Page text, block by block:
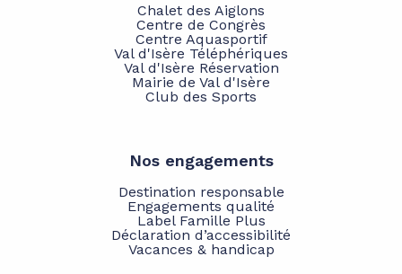
Chalet des Aiglons
Centre de Congrès
Centre Aquasportif
Val d'Isère Téléphériques
Val d'Isère Réservation
Mairie de Val d'Isère
Club des Sports
Nos engagements
Destination responsable
Engagements qualité
Label Famille Plus
Déclaration d’accessibilité
Vacances & handicap